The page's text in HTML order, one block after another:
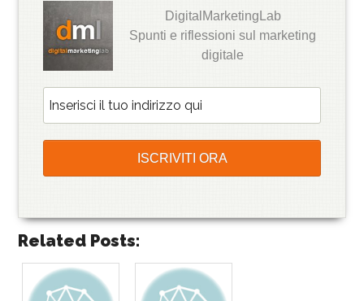
DigitalMarketingLab
Spunti e riflessioni sul marketing
digitale
Related Posts: